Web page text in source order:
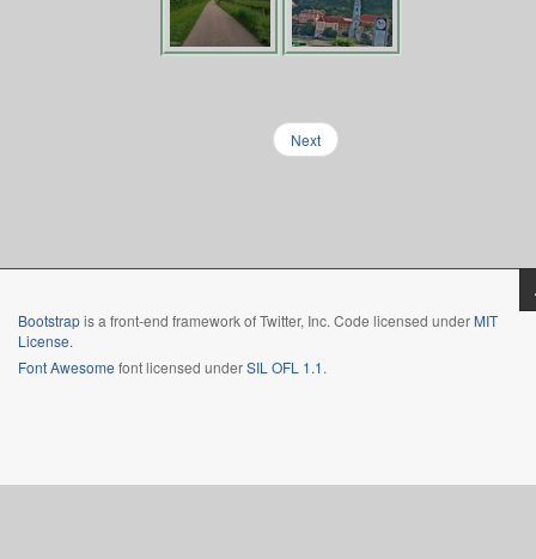
Next
Bootstrapis a front-end framework of Twitter, Inc. Code licensed under MIT
License.
Font Awesome font licensed underSIL OFL 1.1.